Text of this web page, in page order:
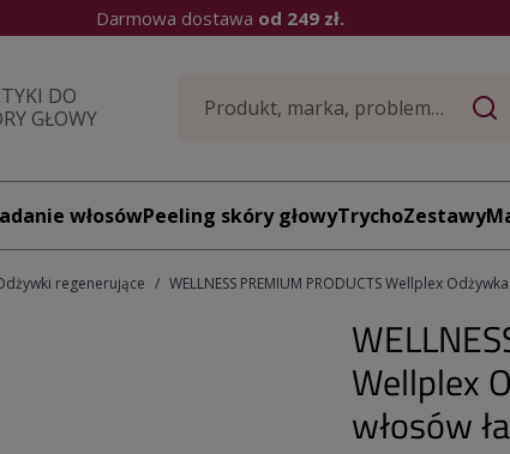
Darmowa dostawa od 249 zł.
DO
GŁOWY
włosówPeeling skóry głowyTrychoZestawy
regenerujące WELLNESS PREMIUM PRODUCTS Wellplex
Wellplex
włosów